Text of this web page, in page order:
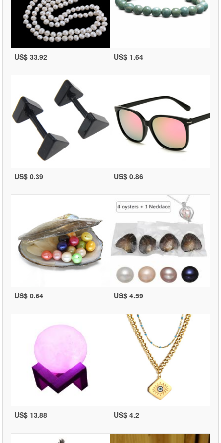
US$ 33.92 US$ 1.64
US$ 0.39 US$ 0.86
US$ 0.64 US$ 4.59
US$ 13.88 US$ 4.2